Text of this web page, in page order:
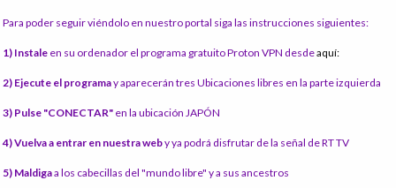
Para poder seguir viéndolo en nuestro portal siga las instrucciones siguientes:
1) Instale en su ordenador el programa gratuito Proton VPN desdeaquí:
2) Ejecute el programay aparecerán tres Ubicaciones libres en la parte izquierda
3) Pulse "CONECTAR" en la ubicación JAPÓN
4) Vuelva a entrar en nuestra weby ya podrá disfrutar de la señal de RT TV
5) Maldigaa los cabecillas del "mundo libre" y a sus ancestros